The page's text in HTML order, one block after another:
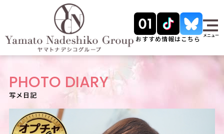
おすすめ情報はこちら メニュー
PHOTO DIARY
写メ日記